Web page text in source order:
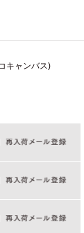
キャンバス)